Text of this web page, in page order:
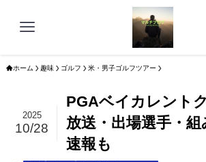
ホーム 趣味 ゴルフ 米・男子ゴルフツアー
PGAベイカレント
放送・出場選手・
速報も
2025
10/28